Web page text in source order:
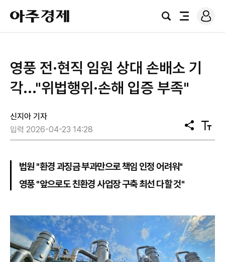
아
주
경
검
전
로
그
영풍 전·현직 임원 상대 손배소 기
각..."위법행위·손해 입증 부족"
신지아 기자
입력 2026-04-23 14:28
공
유
텍
스
법원 "환경 과징금 부과만으로 책임 인정 어려워"
영풍 "앞으로도 친환경 사업장 구축 최선 다할 것"